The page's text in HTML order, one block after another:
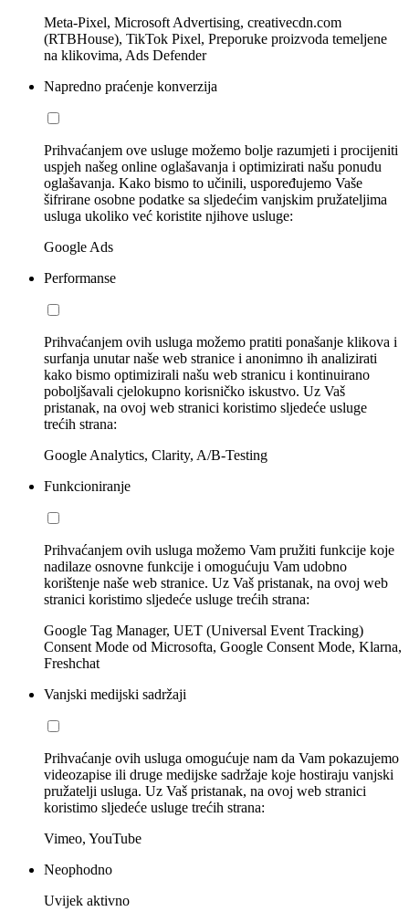
Meta-Pixel, Microsoft Advertising, creativecdn.com
(RTBHouse), TikTok Pixel, Preporuke proizvoda temeljene
na klikovima, Ads Defender
Napredno praćenje konverzija
Prihvaćanjem ove usluge možemo bolje razumjeti i procijeniti
uspjeh našeg online oglašavanja i optimizirati našu ponudu
oglašavanja. Kako bismo to učinili, uspoređujemo Vaše
šifrirane osobne podatke sa sljedećim vanjskim pružateljima
usluga ukoliko već koristite njihove usluge:
Google Ads
Performanse
Prihvaćanjem ovih usluga možemo pratiti ponašanje klikova i
surfanja unutar naše web stranice i anonimno ih analizirati
kako bismo optimizirali našu web stranicu i kontinuirano
poboljšavali cjelokupno korisničko iskustvo. Uz Vaš
pristanak, na ovoj web stranici koristimo sljedeće usluge
trećih strana:
Google Analytics, Clarity, A/B-Testing
Funkcioniranje
Prihvaćanjem ovih usluga možemo Vam pružiti funkcije koje
nadilaze osnovne funkcije i omogućuju Vam udobno
korištenje naše web stranice. Uz Vaš pristanak, na ovoj web
stranici koristimo sljedeće usluge trećih strana:
Google Tag Manager, UET (Universal Event Tracking)
Consent Mode od Microsofta, Google Consent Mode, Klarna,
Freshchat
Vanjski medijski sadržaji
Prihvaćanje ovih usluga omogućuje nam da Vam pokazujemo
videozapise ili druge medijske sadržaje koje hostiraju vanjski
pružatelji usluga. Uz Vaš pristanak, na ovoj web stranici
koristimo sljedeće usluge trećih strana:
Vimeo, YouTube
Neophodno
Uvijek aktivno